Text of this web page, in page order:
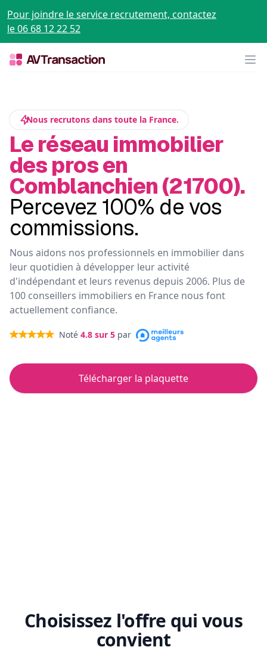
Pour joindre le service recrutement, contactez
le 06 68 12 22 52
Nous recrutons dans toute la France.
Le réseau immobilier
des pros en
Comblanchien (21700).
Percevez 100% de vos
commissions.
Nous aidons nos professionnels en immobilier dans
leur quotidien à développer leur activité
d'indépendant et leurs revenus depuis 2006. Plus de
100 conseillers immobiliers en France nous font
actuellement confiance.
Noté 4.8 sur 5 par
Télécharger la plaquette
Choisissez l'offre qui vous
convient